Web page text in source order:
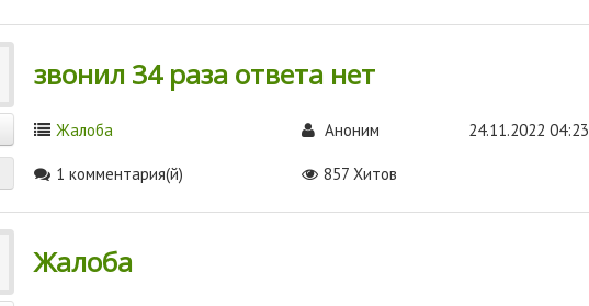
звонил 34 раза ответа нет
Жалоба Аноним 24.11.2022 04:23
1 комментария(й) 857 Хитов
Жалоба